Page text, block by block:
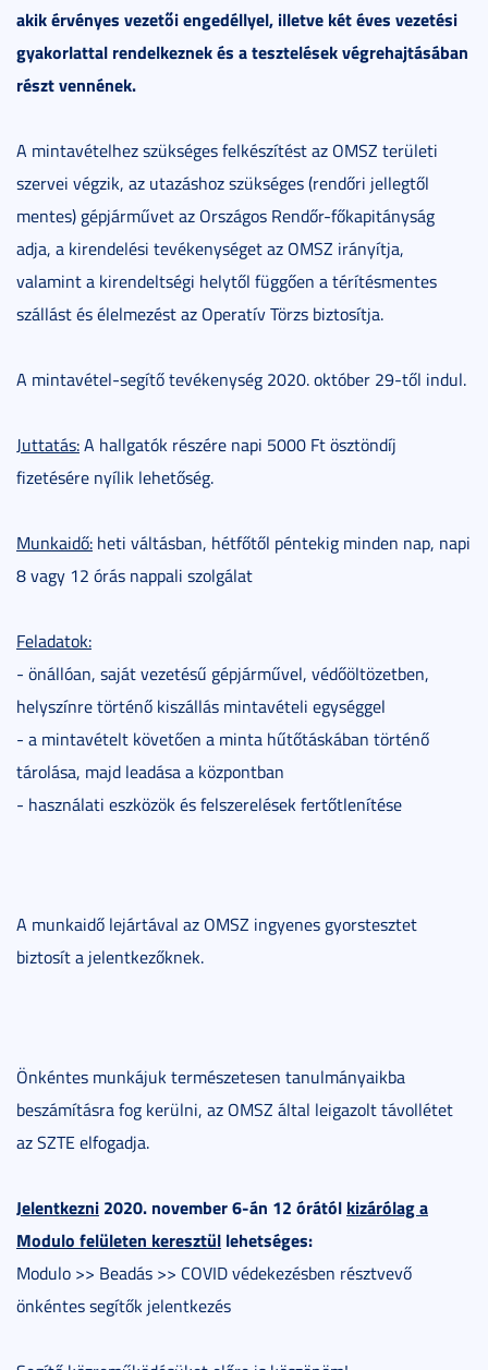
akik érvényes vezetői engedéllyel, illetve két éves vezetési
gyakorlattal rendelkeznek és a tesztelések végrehajtásában
részt vennének.
A mintavételhez szükséges felkészítést az OMSZ területi
szervei végzik, az utazáshoz szükséges (rendőri jellegtől
mentes) gépjárművet az Országos Rendőr-főkapitányság
adja, a kirendelési tevékenységet az OMSZ irányítja,
valamint a kirendeltségi helytől függően a térítésmentes
szállást és élelmezést az Operatív Törzs biztosítja.
A mintavétel-segítő tevékenység 2020. október 29-től indul.
Juttatás:A hallgatók részére napi 5000 Ft ösztöndíj
fizetésére nyílik lehetőség.
Munkaidő: heti váltásban, hétfőtől péntekig minden nap, napi
8 vagy 12 órás nappali szolgálat
Feladatok:
- önállóan, saját vezetésű gépjárművel, védőöltözetben,
helyszínre történő kiszállás mintavételi egységgel
- a mintavételt követően a minta hűtőtáskában történő
tárolása, majd leadása a központban
- használati eszközök és felszerelések fertőtlenítése
A munkaidő lejártával az OMSZ ingyenes gyorstesztet
biztosít a jelentkezőknek.
Önkéntes munkájuk természetesen tanulmányaikba
beszámításra fog kerülni, az OMSZ által leigazolt távollétet
az SZTE elfogadja.
Jelentkezni 2020. november 6-án 12 órától kizárólag a
Modulo felületen keresztül lehetséges:
Modulo >> Beadás >> COVID védekezésben résztvevő
önkéntes segítők jelentkezés